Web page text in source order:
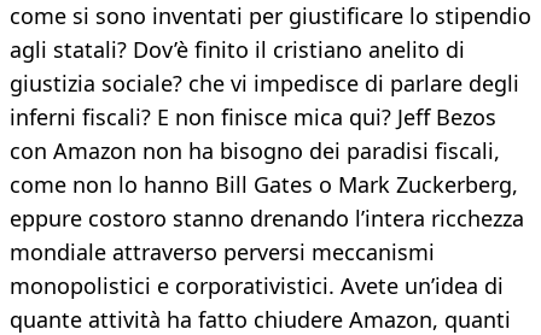
come si sono inventati per giustificare lo stipendio
agli statali? Dov’è finito il cristiano anelito di
giustizia sociale? che vi impedisce di parlare degli
inferni fiscali? E non finisce mica qui? Jeff Bezos
con Amazon non ha bisogno dei paradisi fiscali,
come non lo hanno Bill Gates o Mark Zuckerberg,
eppure costoro stanno drenando l’intera ricchezza
mondiale attraverso perversi meccanismi
monopolistici e corporativistici. Avete un’idea di
quante attività ha fatto chiudere Amazon, quanti